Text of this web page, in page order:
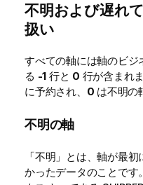
不明および遅れ
扱い
すべての軸には軸のビジ
る -1 行と 0 行が含まれ
に予約され、 0 は不明の
不明の軸
「不明」とは、軸が最
かったデータのことです